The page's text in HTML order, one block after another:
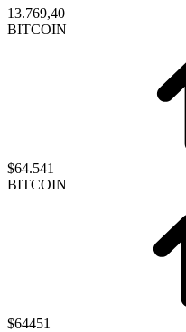
13.769,40
BITCOIN
$64.541
BITCOIN
$64451